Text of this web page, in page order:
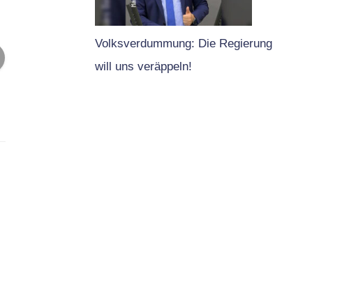
Volksverdummung: Die Regierung
will uns veräppeln!